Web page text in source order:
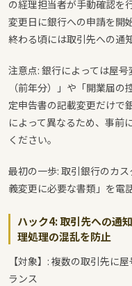
の経理担当者が手動確認を
変更日に銀行への申請を開
終わる頃には取引先への通
注意点: 銀行によっては屋
（前年分）」や「開業届
定申告書の記載変更だけで
によって異なるため、事前
ください。
最初の一歩: 取引銀行のカ
義変更に必要な書類」を電
ハック4: 取引先への通
理処理の混乱を防止
【対象】: 複数の取引先に
ランス